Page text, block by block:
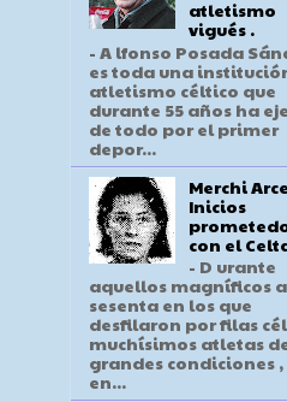
atletismo
vigués .
- A lfonso Posada
es toda una
atletismo céltico que
durante 55 años ha
de todo por el primer
depor...
Merchi
Inicios
con el
- D urante
aquellos magníficos
sesenta en los que
desfilaron por filas
muchísimos atletas
grandes condiciones ,
en...